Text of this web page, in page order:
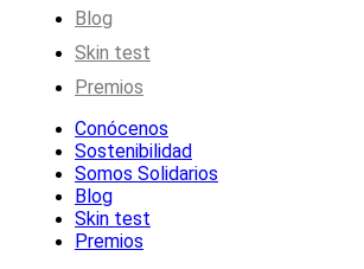
Blog
Skin test
Premios
Conócenos
Sostenibilidad
Somos Solidarios
Blog
Skin test
Premios